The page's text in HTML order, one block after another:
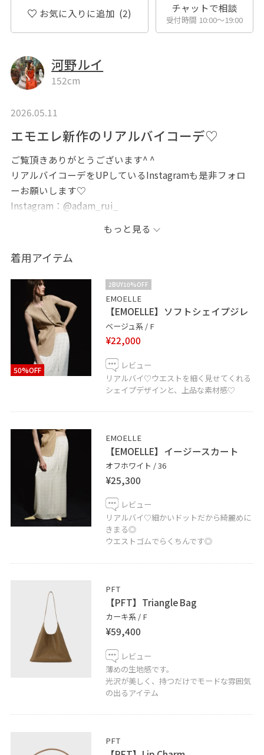
お気に入りに追加 (2) チャットで相談
受付時間 10:00〜19:00
河野ルイ
152cm
2026.05.11
エモエレ新作のリアルバイコーデ♡
ご覧頂きありがとうございます^ ^
リアルバイコーデをUPしているInstagramも是非フォロ
ーお願いします♡
Instagram：@adam_rui_
ウエストシェイプジレ、入荷即買ってしまいました♡
今からだとシアーの長袖と合わせて着用できますし、
ノースリで着て真夏まで◎
ウエストが細く作られているので、骨格ストレートでも
華奢にみせてくれるのも嬉しいポイントです。
ドットのイージースカートも購入しました！
高級感溢れるサテン素材で、流行りのドットを取り入れ
たいけど可愛すぎるかな？ とお悩みのかたにおススメ
です◎
フォローもよろしくお願いします☺︎
お好きなスタイリングは、
【♡】ボタンでお気に入り登録していただくと再度ご覧
頂きやすくなります♪
天王寺MIO店では通信販売も承っております。
お気軽にお問い合わせくださいませ。
ップをして下さい
もっと見る
着用アイテム
50%OFF
2BUY10%OFF
EMOELLE
【EMOELLE】ソフトシェイプジレ
ベージュ系 / F
¥22,000
レビュー
リアルバイ♡ウエストを細く見せてくれる
シェイプデザインと、上品な素材感♡
EMOELLE
【EMOELLE】イージースカート
オフホワイト / 36
¥25,300
レビュー
リアルバイ♡細かいドットだから綺麗めに
きまる◎
ウエストゴムでらくちんです◎
PFT
【PFT】Triangle Bag
カーキ系 / F
¥59,400
レビュー
薄めの生地感です。
光沢が美しく、持つだけでモードな雰囲気
の出るアイテム
PFT